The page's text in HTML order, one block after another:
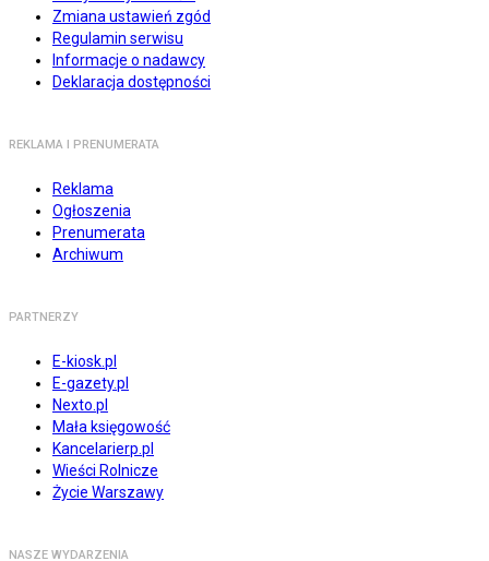
Zmiana ustawień zgód
Regulamin serwisu
Informacje o nadawcy
Deklaracja dostępności
REKLAMA I PRENUMERATA
Reklama
Ogłoszenia
Prenumerata
Archiwum
PARTNERZY
E-kiosk.pl
E-gazety.pl
Nexto.pl
Mała księgowość
Kancelarierp.pl
Wieści Rolnicze
Życie Warszawy
NASZE WYDARZENIA